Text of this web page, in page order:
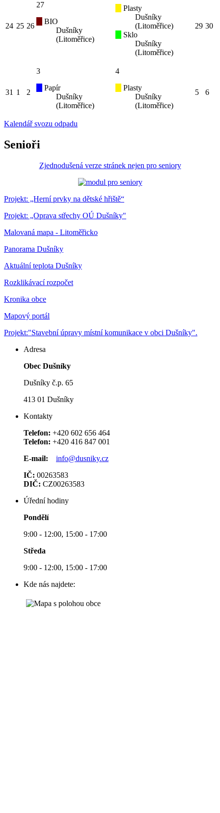
24 25 26
27
BIO
Dušníky
(Litoměřice)
Plasty
Dušníky
(Litoměřice)
Sklo
Dušníky
(Litoměřice)
29 30
31 1 2
3
Papír
Dušníky
(Litoměřice)
4
Plasty
Dušníky
(Litoměřice)
5 6
Kalendář svozu odpadu
Senioři
Zjednodušená verze stránek nejen pro seniory
Projekt: „Herní prvky na dětské hřiště“
Projekt: „Oprava střechy OÚ Dušníky"
Malovaná mapa - Litoměřicko
Panorama Dušníky
Aktuální teplota Dušníky
Rozklikávací rozpočet
Kronika obce
Mapový portál
Projekt:"Stavební úpravy místní komunikace v obci Dušníky".
Adresa
Obec Dušníky
Dušníky č.p. 65
413 01 Dušníky
Kontakty
Telefon: +420 602 656 464
Telefon: +420 416 847 001
E-mail:
info@dusniky.cz
IČ: 00263583
DIČ: CZ00263583
Úřední hodiny
Pondělí
9:00 - 12:00, 15:00 - 17:00
Středa
9:00 - 12:00, 15:00 - 17:00
Kde nás najdete: